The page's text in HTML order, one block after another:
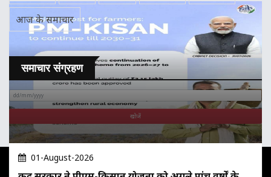
01-August-2026
आज के समाचार
समाचार संग्रहण